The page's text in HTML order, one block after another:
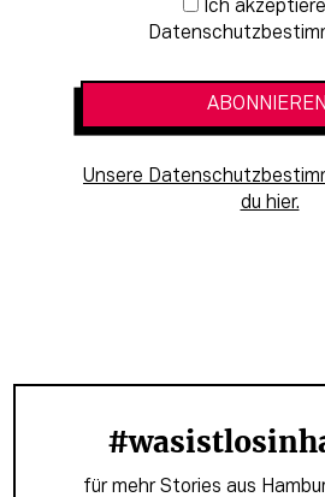
Newsletter-Anmeldung
Unsere
du hier.
für mehr Stories aus